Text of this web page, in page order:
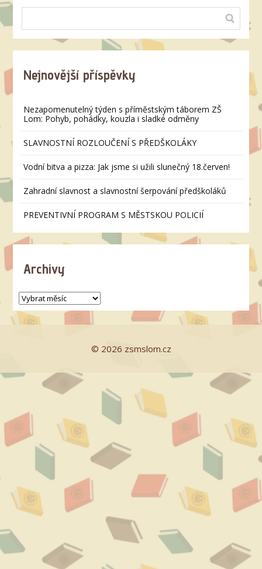
Nejnovější příspěvky
Nezapomenutelný týden s příměstským táborem ZŠ
Lom: Pohyb, pohádky, kouzla i sladké odměny
SLAVNOSTNÍ ROZLOUČENÍ S PŘEDŠKOLÁKY
Vodní bitva a pizza: Jak jsme si užili slunečný 18.červen!
Zahradní slavnost a slavnostní šerpování předškoláků
PREVENTIVNÍ PROGRAM S MĚSTSKOU POLICIÍ
Archivy
© 2026 zsmslom.cz